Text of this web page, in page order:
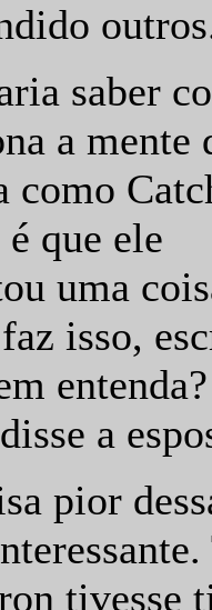
saber
a mente
como
que ele
uma
isso,
a
pior
tivesse